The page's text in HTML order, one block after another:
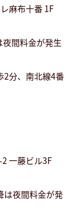
麻布十番 1F
間料金が発生
2分、南北線4番
一藤ビル3F
夜間料金が発